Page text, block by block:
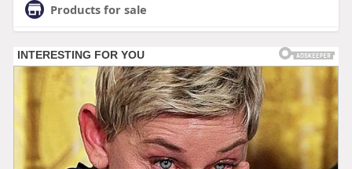
Products for sale